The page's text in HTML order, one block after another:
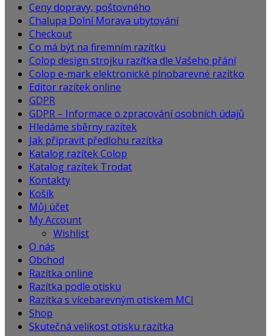
Ceny dopravy, poštovného
Chalupa Dolní Morava ubytování
Checkout
Co má být na firemním razítku
Colop design strojku razítka dle Vašeho přání
Colop e-mark elektronické plnobarevné razítko
Editor razítek online
GDPR
GDPR – Informace o zpracování osobních údajů
Hledáme sběrny razítek
Jak připravit předlohu razítka
Katalog razítek Colop
Katalog razítek Trodat
Kontakty
Košík
Můj účet
My Account
Wishlist
O nás
Obchod
Razítka online
Razítka podle otisku
Razítka s vícebarevným otiskem MCI
Shop
Skutečná velikost otisku razítka